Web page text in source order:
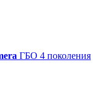
ГБО 4 поколения